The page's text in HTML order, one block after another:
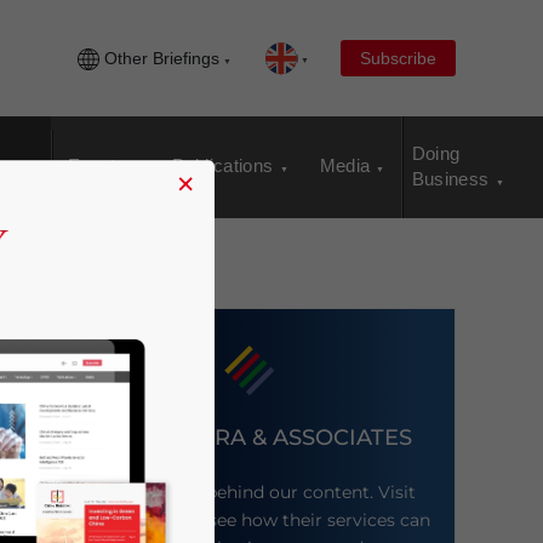
Other Briefings Subscribe
Events Publications Media
Doing
Business
DEZAN SHIRA & ASSOCIATES
Meet the firm behind our content. Visit
their website to see how their services can
×